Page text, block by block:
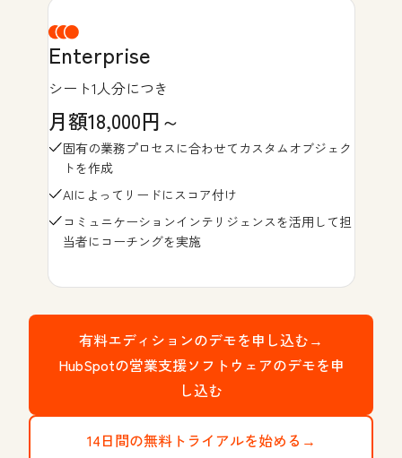
Enterprise
シート1人分につき
月額18,000円～
固有の業務プロセスに合わせてカスタムオブジェク
トを作成
AIによってリードにスコア付け
コミュニケーションインテリジェンスを活用して担
当者にコーチングを実施
有料エディションのデモを申し込む→
HubSpotの営業支援ソフトウェアのデモを申
し込む
14日間の無料トライアルを始める→